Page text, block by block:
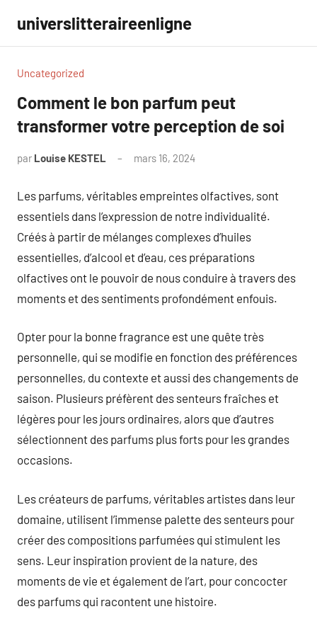
contenu
universlitteraireenligne
Uncategorized
Comment le bon parfum peut
transformer votre perception de soi
par Louise KESTEL mars 16, 2024
Les parfums, véritables empreintes olfactives, sont
essentiels dans l’expression de notre individualité.
Créés à partir de mélanges complexes d’huiles
essentielles, d’alcool et d’eau, ces préparations
olfactives ont le pouvoir de nous conduire à travers des
moments et des sentiments profondément enfouis.
Opter pour la bonne fragrance est une quête très
personnelle, qui se modifie en fonction des préférences
personnelles, du contexte et aussi des changements de
saison. Plusieurs préfèrent des senteurs fraîches et
légères pour les jours ordinaires, alors que d’autres
sélectionnent des parfums plus forts pour les grandes
occasions.
Les créateurs de parfums, véritables artistes dans leur
domaine, utilisent l’immense palette des senteurs pour
créer des compositions parfumées qui stimulent les
sens. Leur inspiration provient de la nature, des
moments de vie et également de l’art, pour concocter
des parfums qui racontent une histoire.